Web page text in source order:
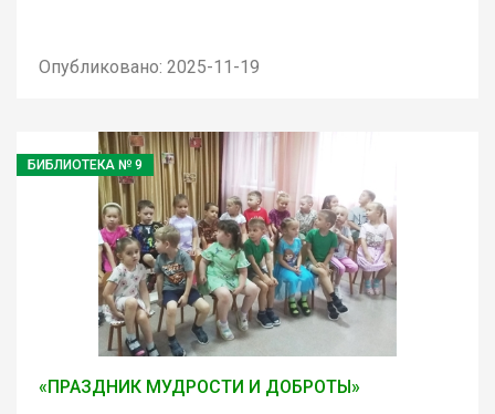
Опубликовано: 2025-11-19
БИБЛИОТЕКА № 9
«ПРАЗДНИК МУДРОСТИ И ДОБРОТЫ»